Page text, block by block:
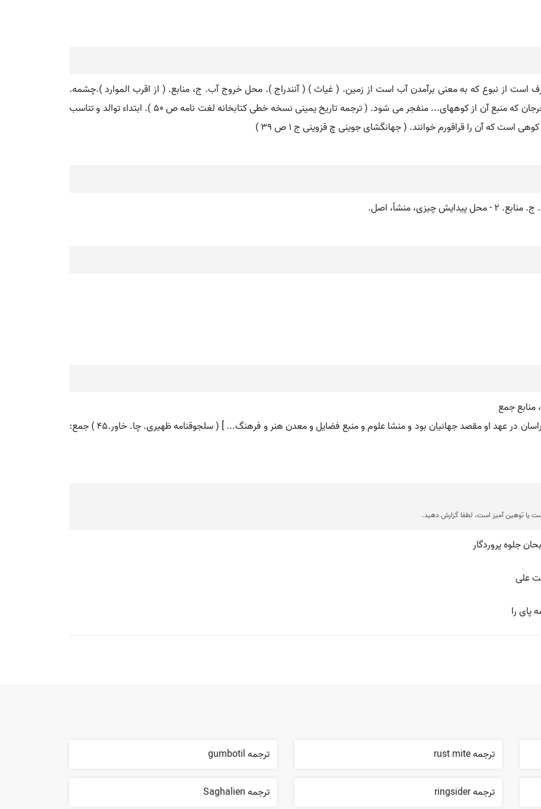
از نبوع که به معنی برآمدن آب است از زمین. ( غیاث ) ( آنندراج ). محل خروج آب. ج، منابع. ( از اقرب الموارد ).چشمه.
سرچشمه. ( ناظم الاطباء ): هرند جویی است بر در جرجان که منبع آن از کوههای... منفجر می شود. ( ترجمه تاریخ یمینی نسخه خطی کتابخانه لغت نامه ص 50 ). ابتداء توالد و تناسب
است که آن را قراقورم خوانند. ( جهانگشای جوینی چ قزوینی ج 1 ص 39 )
جمع
( اسم ) ۱ - چشمه. ۲ - اصل منشا: [ سنجر... خطه خراسان در عهد او مقصد جهانیان بود و منشا علوم و منبع فضایل و معدن هنر و فرهنگ... ] ( سلجوقنامه ظهیری. چا. خاور.۴۵ ) جمع:
یا توهین آمیز است، لطفا گزارش دهید.
جلوه پروردگار
علی
پای را
ترجمه rust mite ترجمه gumbotil
ترجمه ringsider ترجمه Saghalien